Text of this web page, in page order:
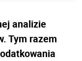
analizie
Tym razem